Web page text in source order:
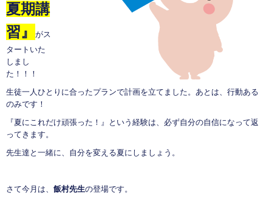
夏期講
習』
がス
タートいた
しまし
た！！！
生徒一人ひとりに合ったプランで計画を立てました。あとは、行動ある
のみです！
『夏にこれだけ頑張った！』という経験は、必ず自分の自信になって返
ってきます。
先生達と一緒に、自分を変える夏にしましょう。
さて今月は、 飯村先生の登場です。